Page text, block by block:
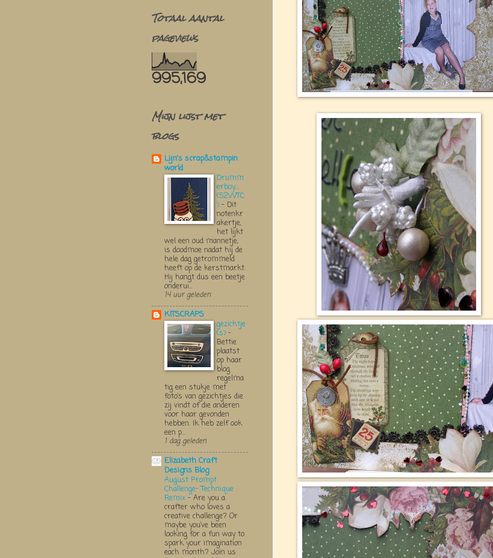
Totaal aantal
pageviews
995,169
Mijn lijst met
blogs
Lijn's scrap&stampin
world
Drumm
erboy....
(52WTC
) - Dit
notenkr
akertje,
het lijkt
wel een oud mannetje,
is doodmoe nadat hij de
hele dag getrommeld
heeft op de kerstmarkt.
Hij hangt dus een beetje
onderui...
14 uur geleden
KITSCRAPS
gezichtje
(s) -
Bettie
plaatst
op haar
blog
regelma
tig een stukje met
foto’s van gezichtjes die
zij vindt of die anderen
voor haar gevonden
hebben. Ik heb zelf ook
een p...
1 dag geleden
Elizabeth Craft
Designs Blog
August Prompt
Challenge- Technique
Remix - Are you a
crafter who loves a
creative challenge? Or
maybe you’ve been
looking for a fun way to
spark your imagination
each month? Join us